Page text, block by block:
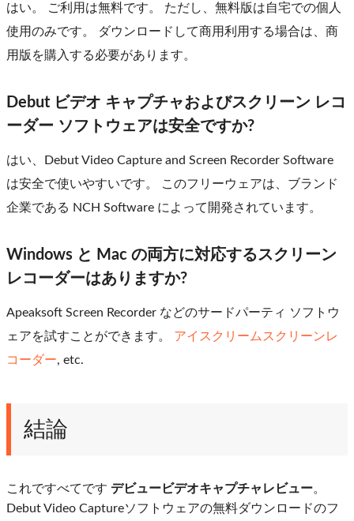
はい。 ご利用は無料です。 ただし、無料版は自宅での個人
使用のみです。 ダウンロードして商用利用する場合は、商
用版を購入する必要があります。
Debut ビデオ キャプチャおよびスクリーン レコ
ーダー ソフトウェアは安全ですか?
はい、Debut Video Capture and Screen Recorder Software
は安全で使いやすいです。 このフリーウェアは、ブランド
企業である NCH Software によって開発されています。
Windows と Mac の両方に対応するスクリーン
レコーダーはありますか?
Apeaksoft Screen Recorder などのサードパーティ ソフトウ
ェアを試すことができます。 アイスクリームスクリーンレ
コーダー, etc.
結論
これですべてです デビュービデオキャプチャレビュー。
Debut Video Captureソフトウェアの無料ダウンロードのフ